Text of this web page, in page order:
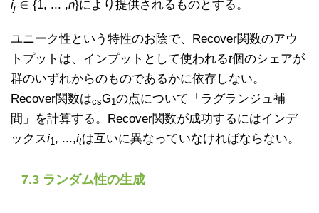
ij ∈ {1, ... ,n}により提供されるものとする。
ユニーク性という特性のお陰で、Recover関数のアウ
トプットは、インプットとして使われるt個のシェアが
群のいずれからのものであるかに依存しない。
Recover関数はcsG1 の点について「ラグランジュ補
間」を計算する。Recover関数が成功するにはインデ
ックスi1 , ...,itは互いに異なっていなければならない。
7.3 ランダム性の生成